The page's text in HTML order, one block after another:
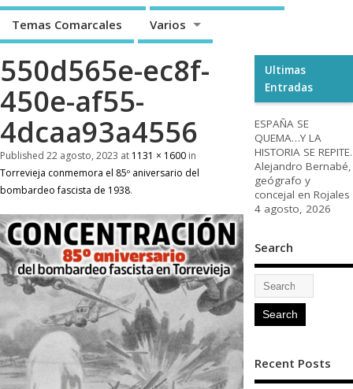
Temas Comarcales Varios
550d565e-ec8f-
450e-af55-
4dcaa93a4556
Published 22 agosto, 2023 at 1131 × 1600 in
Torrevieja conmemora el 85º aniversario del
bombardeo fascista de 1938.
Ultimas
Entradas
ESPAÑA SE
QUEMA…Y LA
HISTORIA SE REPITE.
Alejandro Bernabé,
geógrafo y
concejal en Rojales
4 agosto, 2026
Search
Recent Posts